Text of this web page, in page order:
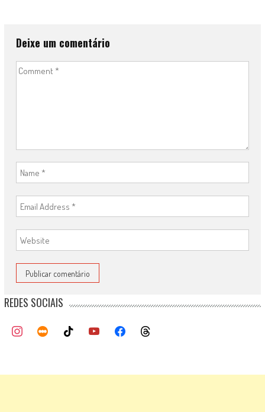
Deixe um comentário
REDES SOCIAIS